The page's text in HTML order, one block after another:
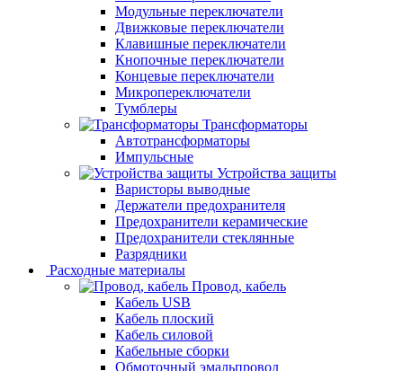
Модульные переключатели
Движковые переключатели
Клавишные переключатели
Кнопочные переключатели
Концевые переключатели
Микропереключатели
Тумблеры
Трансформаторы
Автотрансформаторы
Импульсные
Устройства защиты
Варисторы выводные
Держатели предохранителя
Предохранители керамические
Предохранители стеклянные
Разрядники
Расходные материалы
Провод, кабель
Кабель USB
Кабель плоский
Кабель силовой
Кабельные сборки
Обмоточный эмальпровод